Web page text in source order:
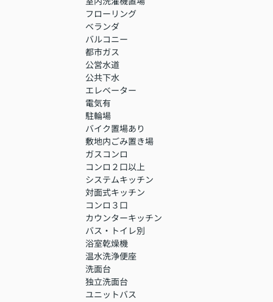
フローリング
ベランダ
バルコニー
都市ガス
公営水道
公共下水
エレベーター
電気有
駐輪場
バイク置場あり
敷地内ごみ置き場
ガスコンロ
コンロ２口以上
システムキッチン
対面式キッチン
コンロ３口
カウンターキッチン
バス・トイレ別
浴室乾燥機
温水洗浄便座
洗面台
独立洗面台
ユニットバス